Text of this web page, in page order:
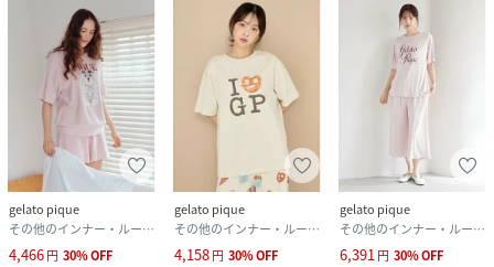
gelato pique
その他のインナー・ルームウェア
4,466円 30%OFF
gelato pique
その他のインナー・ルームウェア
4,158円 30%OFF
gelato pique
その他のインナー・ルームウェア
6,391円 30%OFF